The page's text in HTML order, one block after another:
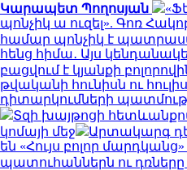
Կարապետ Պողոսյան
պոնչիկ ա ուզել». Գոռ
համար պոնչիկ է
հենց հիմա․ Այս
բացվում է կյանքի
թվականի հունիսն ու
դիտարկումների
Տզի խայթոցի հետևանքով
կոմայի մեջ
Արտակարգ
են «Հույս բոլոր
պատուհաններն ու դռները